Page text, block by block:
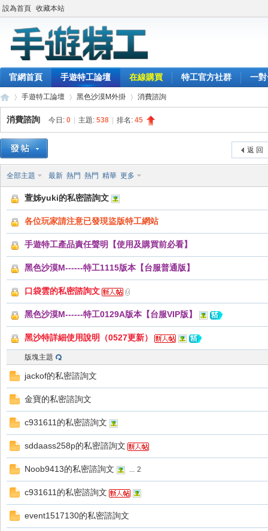
設為首頁 收藏本站
官網首頁 手遊特工論壇 在線購買 特工官方社群 一
的
遊
»
手遊特工論壇 黑色沙漠M外掛 消費諮詢
消費諮詢 今日: 0 主題: 538 排名: 45
返 回
全部主題 最新 熱門 熱門 精華 更多
萱姊yuki的私密諮詢文
各位玩家請注意已發現盜版特工網站
手遊特工產品責任聲明【使用及購買前必看】
黑色沙漠M------特工1115版本【台服普通版】
口袋雲的私密諮詢文
黑色沙漠M------特工0129A版本【台服VIP版】
黑沙特詳細使用說明（0527更新）
版塊主題
jackof的私密諮詢文
金寶的私密諮詢文
c931611的私密諮詢文
sddaass258p的私密諮詢文
Noob9413的私密諮詢文 ... 2
c931611的私密諮詢文
event1517130的私密諮詢文